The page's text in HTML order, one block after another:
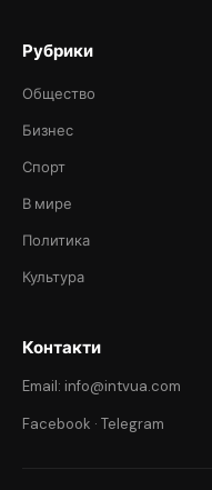
Рубрики
Общество
Бизнес
Спорт
В мире
Политика
Культура
Контакти
Email: info@intvua.com
Facebook · Telegram